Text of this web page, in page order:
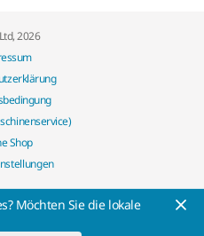
2026
Shop
Möchten Sie die lokale